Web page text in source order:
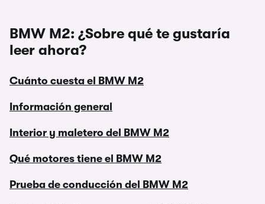
BMW M2: ¿Sobre qué te gustaría
leer ahora?
Cuánto cuesta el BMW M2
Información general
Interior y maletero del BMW M2
Qué motores tiene el BMW M2
Prueba de conducción del BMW M2